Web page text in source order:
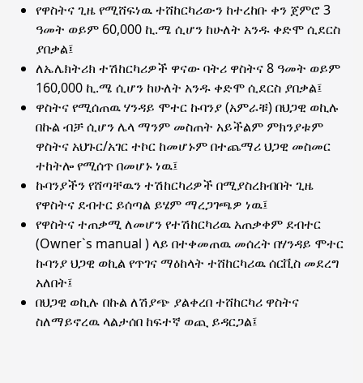
የዋስትና ጊዜ የሚሸፍነዉ ተሸከርካሪውን ከተረከቡ ቀን ጀምሮ 3
ዓመት ወይም 60,000 ኪ.ሜ ሲሆን ከሁለት አንዱ ቀድሞ ሲደርስ
ያበቃል፤
ለኤሌክትሪክ ተሽከርካሪዎች ዋናው ባትሪ ዋስትና 8 ዓመት ወይም
160,000 ኪ.ሜ ሲሆን ከሁለት አንዱ ቀድሞ ሲደርስ ያበቃል፤
ዋስትና የሚሰጠዉ ሃንዳይ ሞተር ኩባንያ (አምራቹ) በህጋዊ ወኪሉ
በኩል ብቻ ሲሆን ሌላ ማንም መስጠት አይችልም ምክንያቱም
ዋስትና አህጉር/አገር ተኮር ከመሆኑም በተጨማሪ ህጋዊ መስመር
ተከትሎ የሚሰጥ በመሆኑ ነዉ፤
ኩባንያችን የሸጣቸዉን ተሽከርካሪዎች በሚያስረክብበት ጊዜ
የዋስትና ደብተር ይሰጣል ይሄም ማረጋገጫዎ ነዉ፤
የዋስትና ተጠቃሚ ለመሆን የተሽከርካሪዉ አጠቃቀም ደብተር
(Owner`s manual ) ላይ በተቀመጠዉ መሰረት በሃንዳይ ሞተር
ኩባንያ ህጋዊ ወኪል የጥገና ማዕከላት ተሸከርካሪዉ ሰርቪስ መደረግ
አለበት፤
በህጋዊ ወኪሉ በኩል ለሽያጭ ያልቀረበ ተሸከርካሪ ዋስትና
ስለማይኖረዉ ላልታሰበ ከፍተኛ ወጪ ይዳርጋል፤